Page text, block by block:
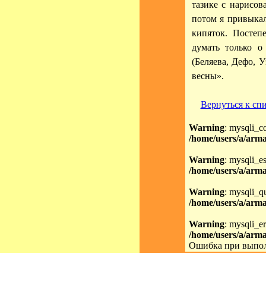
тазике с
потом я
кипяток.
думать только
(Беляева, Дефо,
весны».
Вернуться к
Warning:
/home/users/a/
Warning:
/home/users/a/
Warning:
/home/users/a/
Warning:
/home/users/a/
Ошибка при